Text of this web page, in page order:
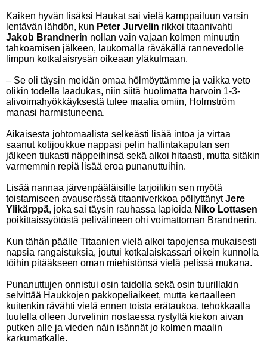
Kaiken hyvän lisäksi Haukat sai vielä kamppailuun varsin
lentävän lähdön, kun Peter Jurvelin rikkoi titaanivahti
Jakob Brandnerin nollan vain vajaan kolmen minuutin
tahkoamisen jälkeen, laukomalla räväkällä rannevedolle
limpun kotkalaisrysän oikeaan yläkulmaan.
– Se oli täysin meidän omaa hölmöyttämme ja vaikka veto
olikin todella laadukas, niin siitä huolimatta harvoin 1-3-
alivoimahyökkäyksestä tulee maalia omiin, Holmström
manasi harmistuneena.
Aikaisesta johtomaalista selkeästi lisää intoa ja virtaa
saanut kotijoukkue nappasi pelin hallintakapulan sen
jälkeen tiukasti näppeihinsä sekä alkoi hitaasti, mutta sitäkin
varmemmin repiä lisää eroa punanuttuihin.
Lisää nannaa järvenpääläisille tarjoilikin sen myötä
toistamiseen avauserässä titaaniverkkoa pöllyttänytJere
Ylikärppä, joka sai täysin rauhassa lapioida Niko Lottasen
poikittaissyötöstä pelivälineen ohi voimattoman Brandnerin.
Kun tähän päälle Titaanien vielä alkoi tapojensa mukaisesti
napsia rangaistuksia, joutui kotkalaiskassari oikein kunnolla
töihin pitääkseen oman miehistönsä vielä pelissä mukana.
Punanuttujen onnistui osin taidolla sekä osin tuurillakin
selvittää Haukkojen pakkopeliaikeet, mutta kertaalleen
kuitenkin rävähti vielä ennen toista erätaukoa, tehokkaalla
tuulella olleen Jurvelinin nostaessa rystyltä kiekon aivan
putken alle ja vieden näin isännät jo kolmen maalin
karkumatkalle.